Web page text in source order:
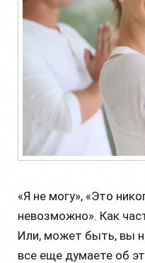
«Я не могу», «Это
невозможно». Как
Или, может быть, вы
все еще думаете об